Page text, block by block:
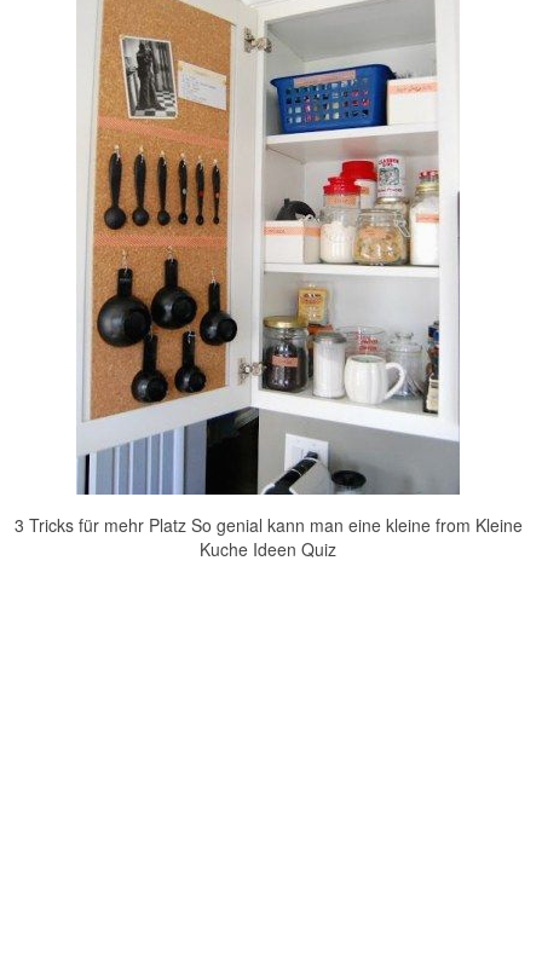
3 Tricks für mehr Platz So genial kann man eine kleine from Kleine
Kuche Ideen Quiz